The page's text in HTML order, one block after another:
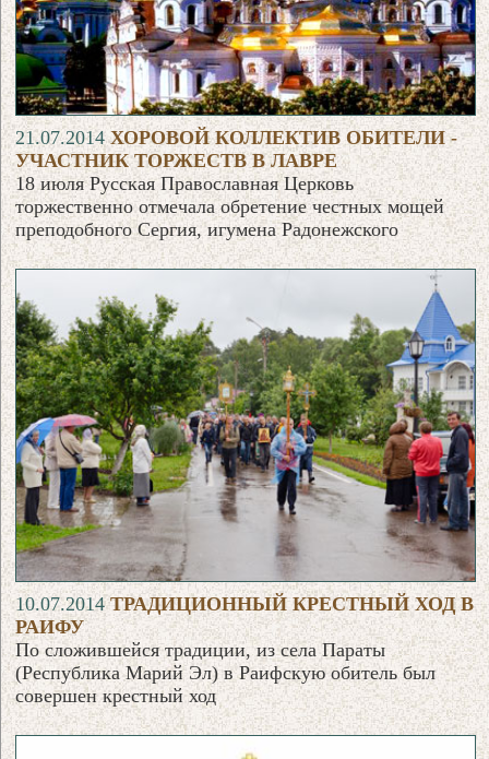
21.07.2014ХОРОВОЙ КОЛЛЕКТИВ ОБИТЕЛИ -
УЧАСТНИК ТОРЖЕСТВ В ЛАВРЕ
18 июля Русская Православная Церковь
торжественно отмечала обретение честных мощей
преподобного Сергия, игумена Радонежского
10.07.2014ТРАДИЦИОННЫЙ КРЕСТНЫЙ ХОД В
РАИФУ
По сложившейся традиции, из села Параты
(Республика Марий Эл) в Раифскую обитель был
совершен крестный ход